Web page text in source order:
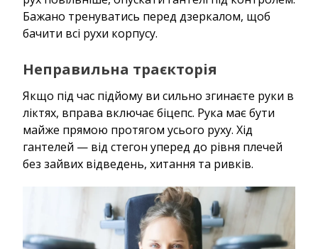
Бажано тренуватись перед дзеркалом, щоб
бачити всі рухи корпусу.
Неправильна траєкторія
Якщо під час підйому ви сильно згинаєте руки в
ліктях, вправа включає біцепс. Рука має бути
майже прямою протягом усього руху. Хід
гантелей — від стегон уперед до рівня плечей
без зайвих відведень, хитання та ривків.